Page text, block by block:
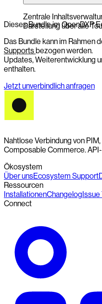
Zentrale
Darstellung über alle
Dieses Bundle im OpenDXP
Das Bundle kann im Rahmen
Supportsbezogen werden.
Updates, Weiterentwicklung
enthalten.
Jetzt unverbindlich anfragen
Nahtlose Verbindung von
Composable Commerce.
Ökosystem
Über unsEcosystem Support
Ressourcen
InstallationenChangelogIssue
Connect